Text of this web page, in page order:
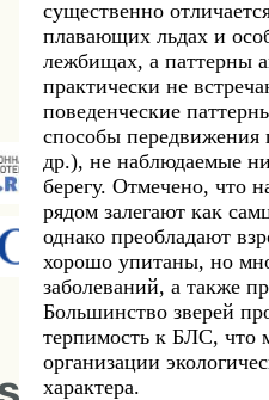
существенно
плавающих льдах и
лежбищах, а паттерны
практически не
поведенческие
способы передвижения
др.), не наблюдаемые
берегу. Отмечено, что
рядом залегают как
однако преобладают
хорошо упитаны, но
заболеваний, а также
Большинство зверей
терпимость к БЛС, что
организации
характера.